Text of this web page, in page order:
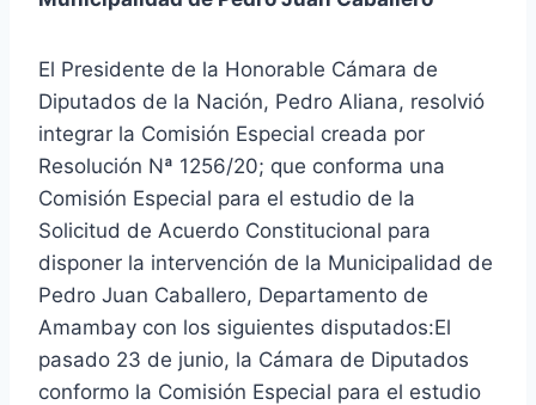
El Presidente de la Honorable Cámara de
Diputados de la Nación, Pedro Aliana, resolvió
integrar la Comisión Especial creada por
Resolución Nª 1256/20; que conforma una
Comisión Especial para el estudio de la
Solicitud de Acuerdo Constitucional para
disponer la intervención de la Municipalidad de
Pedro Juan Caballero, Departamento de
Amambay con los siguientes disputados:El
pasado 23 de junio, la Cámara de Diputados
conformo la Comisión Especial para el estudio